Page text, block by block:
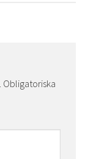
Obligatoriska